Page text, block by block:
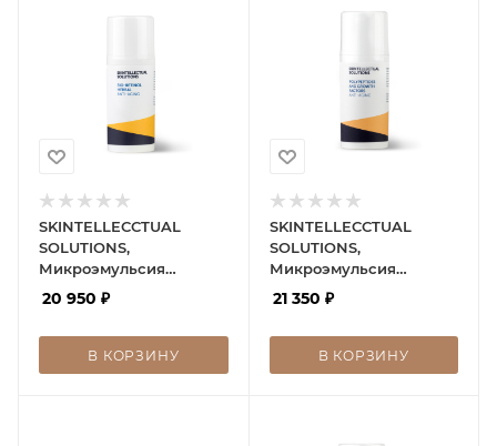
SKINTELLECCTUAL
SOLUTIONS,
Микроэмульсия
BioRetinol Herbal Anti-
20 950 ₽
В КОРЗИНУ
SKINTELLECCTUAL
SOLUTIONS,
Микроэмульсия
Polypeptides and
21 350 ₽
В КОРЗИНУ